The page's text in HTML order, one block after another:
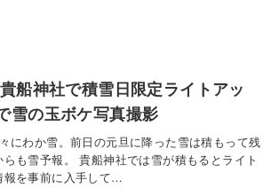
船神社で積雪日限定ライトアッ
雪の玉ボケ写真撮影
にわか雪。前日の元旦に降った雪は積もって残
も雪予報。 貴船神社では雪が積もるとライト
報を事前に入手して…